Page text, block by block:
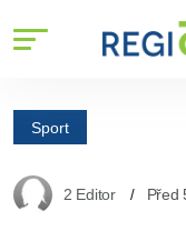
Sport
2 Editor Před